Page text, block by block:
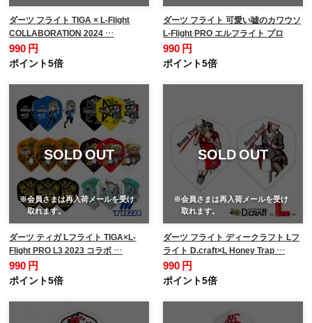
ダーツ フライト TIGA × L-Flight
COLLABORATION 2024 …
990 円
ポイント5倍
ダーツ フライト 可愛い嘘のカワウソ
L-Flight PRO エルフライト プロ
990 円
ポイント5倍
SOLD OUT
※会員さまは再入荷メールを受け
取れます。
ダーツ ティガ Lフライト TIGA×L-
Flight PRO L3 2023 コラボ …
990 円
ポイント5倍
SOLD OUT
※会員さまは再入荷メールを受け
取れます。
ダーツ フライト ディークラフト Lフ
ライト D.craft×L Honey Trap …
990 円
ポイント5倍